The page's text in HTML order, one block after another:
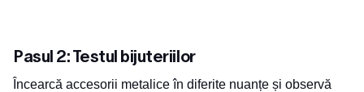
Pasul 2: Testul bijuteriilor
Încearcă accesorii metalice în diferite nuanțe și observă